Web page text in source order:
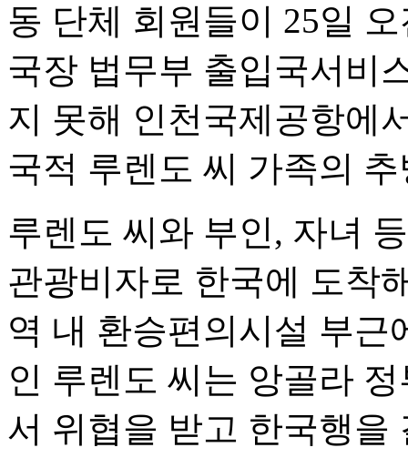
동 단체 회원들이 25일
국장 법무부 출입국서비
지 못해 인천국제공항에
국적 루렌도 씨 가족의
루렌도 씨와 부인, 자녀
관광비자로 한국에 도착
역 내 환승편의시설 부근
인 루렌도 씨는 앙골라
서 위협을 받고 한국행을